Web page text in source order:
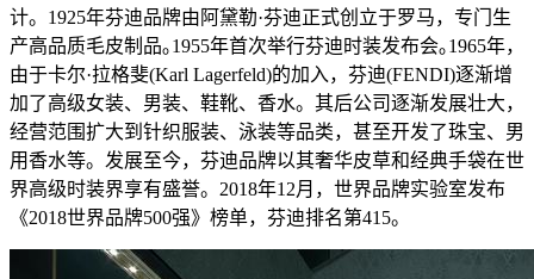
计。1925年芬迪品牌由阿黛勒·芬迪正式创立于罗马，专门生
产高品质毛皮制品｡1955年首次举行芬迪时装发布会｡1965年，
由于卡尔·拉格斐(Karl Lagerfeld)的加入，芬迪(FENDI)逐渐增
加了高级女装、男装、鞋靴、香水。其后公司逐渐发展壮大，
经营范围扩大到针织服装、泳装等品类，甚至开发了珠宝、男
用香水等。发展至今，芬迪品牌以其奢华皮草和经典手袋在世
界高级时装界享有盛誉。2018年12月，世界品牌实验室发布
《2018世界品牌500强》榜单，芬迪排名第415。